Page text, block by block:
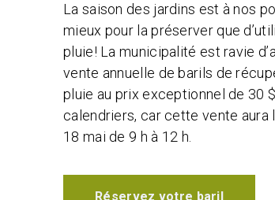
La saison des jardins est à nos
mieux pour la préserver que
pluie! La municipalité est ravie
vente annuelle de barils de
pluie au prix exceptionnel de 30
calendriers, car cette vente aura
18 mai de 9 h à 12 h.
Réservez votre baril